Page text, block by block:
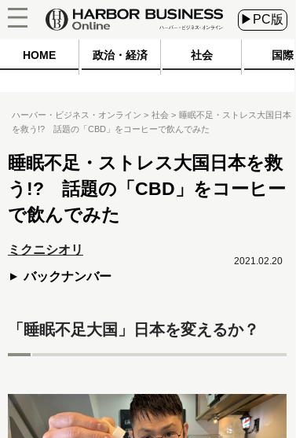
▶PC版
HOME 政治・経済 社会 国際
ハーバー・ビジネス・オンライン 社会
睡眠不足・ストレス大国日本
を救う!? 話題の「CBD」をコーヒーで飲んでみた
睡眠不足・ストレス大国日本を救
う!? 話題の「CBD」をコーヒー
で飲んでみた
ミクニシオリ
バックナンバー
2021.02.20
「睡眠不足大国」日本を変えるか？